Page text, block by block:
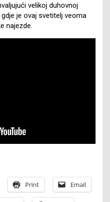
velikoj duhovnoj
je ovaj svetitelj veoma
najezde.
Print Email